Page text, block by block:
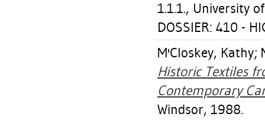
1.1.1., University
DOSSIER: 410 -
M'Closkey, Kathy;
Historic Textiles
Contemporary
Windsor, 1988.